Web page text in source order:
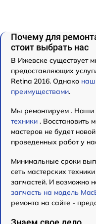
Почему для
стоит выбрать нас
В Ижевске существует
предоставляющих
Retina 2016. Однако наш
преимуществами.
Мы ремонтируем . Наши
техники . Восстановить
мастеров не будет
проведенных работ у
Минимальные сроки
сеть мастерских
запчастей. И возможно
запчасть на модель
ремонта на сайте -